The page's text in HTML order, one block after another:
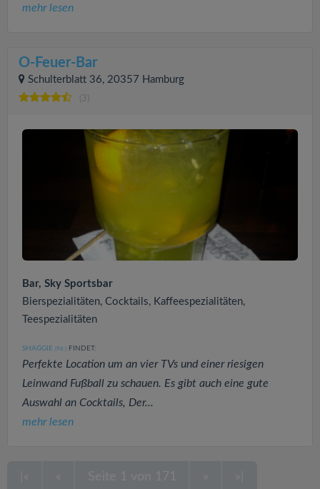
mehr lesen
O-Feuer-Bar
Schulterblatt 36, 20357 Hamburg
(3)
Bar, Sky Sportsbar
Bierspezialitäten, Cocktails, Kaffeespezialitäten,
Teespezialitäten
SHAGGIE (96 ) FINDET:
Perfekte Location um an vier TVs und einer riesigen
Leinwand Fußball zu schauen. Es gibt auch eine gute
Auswahl an Cocktails, Der...
mehr lesen